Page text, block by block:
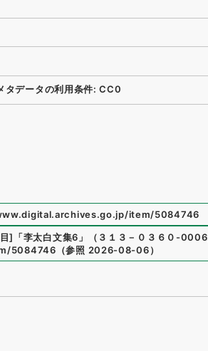
タデータの利用条件: CC0
item/5084746
] 「李太白文集6 」 （ ３１３－０３６０-0006
5084746 （参照 2026-08-06）